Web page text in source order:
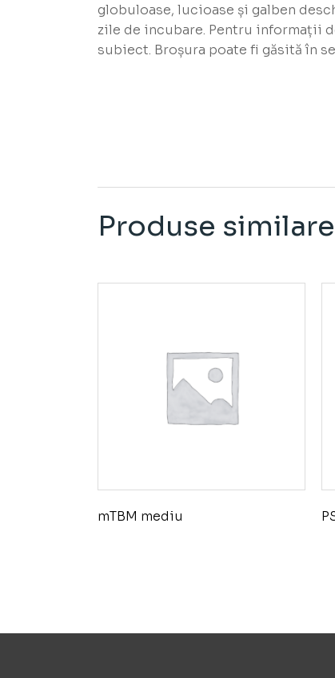
globuloase, lucioase și galben
zile de incubare. Pentru informații
subiect. Broșura poate fi găsită în
Produse similare
mTBM mediu